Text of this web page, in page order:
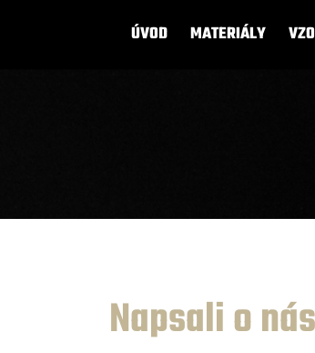
ÚVOD MATERIÁLY
Napsali o nás